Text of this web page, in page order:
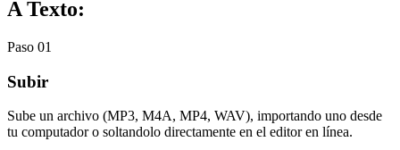
A Texto:
Paso 01
Subir
Sube un archivo (MP3, M4A, MP4, WAV), importando uno desde
tu computador o soltandolo directamente en el editor en línea.